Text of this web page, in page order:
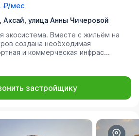
₽/мес
Аксай, улица Анны Чичеровой
экосистема. Вместе с жильём на
создана необходимая
и коммерческая инфрас...
застройщику